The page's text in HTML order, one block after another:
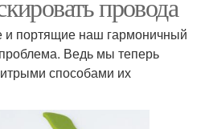
провода
и портящие наш гармоничный
Ведь мы теперь
способами их